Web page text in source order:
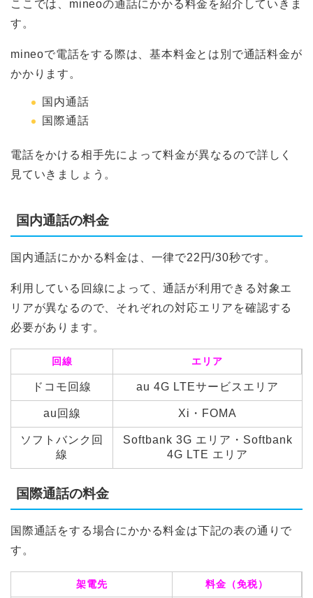
ここでは、mineoの通話にかかる料金を紹介していきま
す。
mineoで電話をする際は、基本料金とは別で通話料金が
かかります。
国内通話
国際通話
電話をかける相手先によって料金が異なるので詳しく
見ていきましょう。
国内通話の料金
国内通話にかかる料金は、一律で22円/30秒です。
利用している回線によって、通話が利用できる対象エ
リアが異なるので、それぞれの対応エリアを確認する
必要があります。
回線 エリア
ドコモ回線 au 4G LTEサービスエリア
au回線 Xi・FOMA
ソフトバンク回
線
Softbank 3G エリア・Softbank
4G LTE エリア
国際通話の料金
国際通話をする場合にかかる料金は下記の表の通りで
す。
架電先 料金（免税）